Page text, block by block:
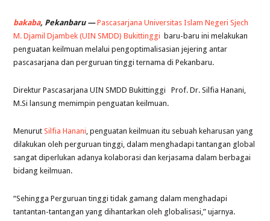
bakaba, Pekanbaru — Pascasarjana Universitas Islam Negeri Sjech
M. Djamil Djambek (UIN SMDD)Bukittinggi baru-baru ini melakukan
penguatan keilmuan melalui pengoptimalisasian jejering antar
pascasarjana dan perguruan tinggi ternama di Pekanbaru.
Direktur Pascasarjana UIN SMDD Bukittinggi Prof. Dr. Silfia Hanani,
M.Si lansung memimpin penguatan keilmuan.
MenurutSilfia Hanani , penguatan keilmuan itu sebuah keharusan yang
dilakukan oleh perguruan tinggi, dalam menghadapi tantangan global
sangat diperlukan adanya kolaborasi dan kerjasama dalam berbagai
bidang keilmuan.
“Sehingga Perguruan tinggi tidak gamang dalam menghadapi
tantantan-tantangan yang dihantarkan oleh globalisasi,” ujarnya.